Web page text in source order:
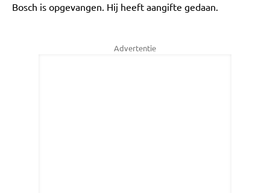
Bosch is opgevangen. Hij heeft aangifte gedaan.
Advertentie